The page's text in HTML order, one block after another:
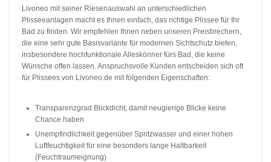
Livoneo mit seiner Riesenauswahl an unterschiedlichen
Plisseeanlagen macht es Ihnen einfach, das richtige Plissee für Ihr
Bad zu finden. Wir empfehlen Ihnen neben unseren Preisbrechern,
die eine sehr gute Basisvariante für modernen Sichtschutz bieten,
insbesondere hochfunktionale Alleskönner fürs Bad, die keine
Wünsche offen lassen. Anspruchsvolle Kunden entscheiden sich oft
für Plissees von Livoneo.de mit folgenden Eigenschaften:
Transparenzgrad Blickdicht, damit neugierige Blicke keine
Chance haben
Unempfindlichkeit gegenüber Spritzwasser und einer hohen
Luftfeuchtigkeit für eine besonders lange Haltbarkeit
(Feuchtraumeignung)